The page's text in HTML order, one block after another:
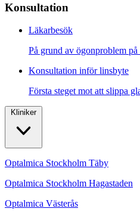
Konsultation
Läkarbesök
På grund av ögonproblem
Konsultation inför linsbyte
Första steget mot att slippa
Kliniker
Optalmica Stockholm Täby
Optalmica Stockholm Hagastaden
Optalmica Västerås